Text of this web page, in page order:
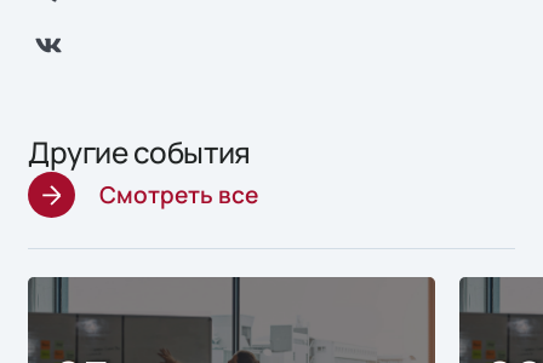
Другие события
Смотреть все